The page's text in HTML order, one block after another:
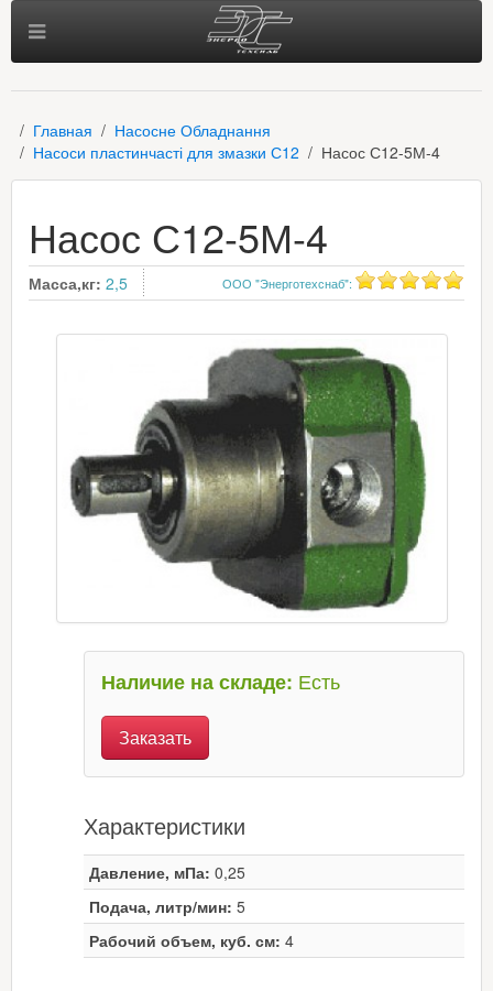
Главная
Насосне Обладнання
Насоси пластинчасті для змазки С12
Насос С12-5М-4
Насос С12-5М-4
ООО "Энерготехснаб":
Масса,кг: 2,5
Наличие на складе: Есть
Заказать
Характеристики
Давление, мПа: 0,25
Подача, литр/мин: 5
Рабочий объем, куб. см: 4